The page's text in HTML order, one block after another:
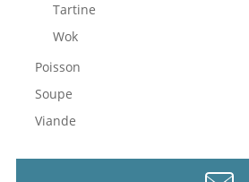
Tartine
Wok
Poisson
Soupe
Viande